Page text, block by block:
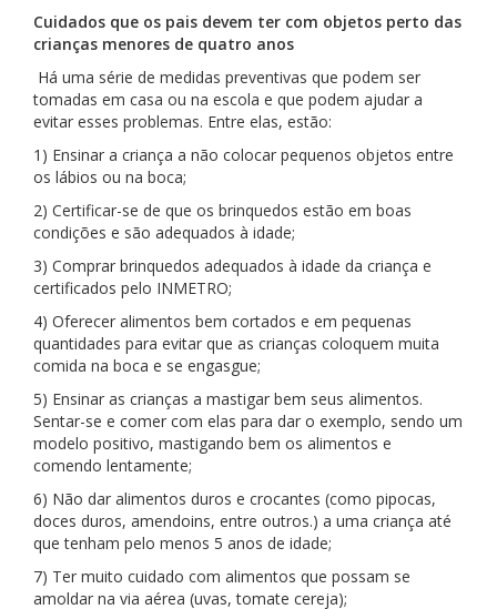
Cuidados que os pais devem ter com objetos perto das
crianças menores de quatro anos
Há uma série de medidas preventivas que podem ser
tomadas em casa ou na escola e que podem ajudar a
evitar esses problemas. Entre elas, estão:
1) Ensinar a criança a não colocar pequenos objetos entre
os lábios ou na boca;
2) Certificar-se de que os brinquedos estão em boas
condições e são adequados à idade;
3) Comprar brinquedos adequados à idade da criança e
certificados pelo INMETRO;
4) Oferecer alimentos bem cortados e em pequenas
quantidades para evitar que as crianças coloquem muita
comida na boca e se engasgue;
5) Ensinar as crianças a mastigar bem seus alimentos.
Sentar-se e comer com elas para dar o exemplo, sendo um
modelo positivo, mastigando bem os alimentos e
comendo lentamente;
6) Não dar alimentos duros e crocantes (como pipocas,
doces duros, amendoins, entre outros.) a uma criança até
que tenham pelo menos 5 anos de idade;
7) Ter muito cuidado com alimentos que possam se
amoldar na via aérea (uvas, tomate cereja);